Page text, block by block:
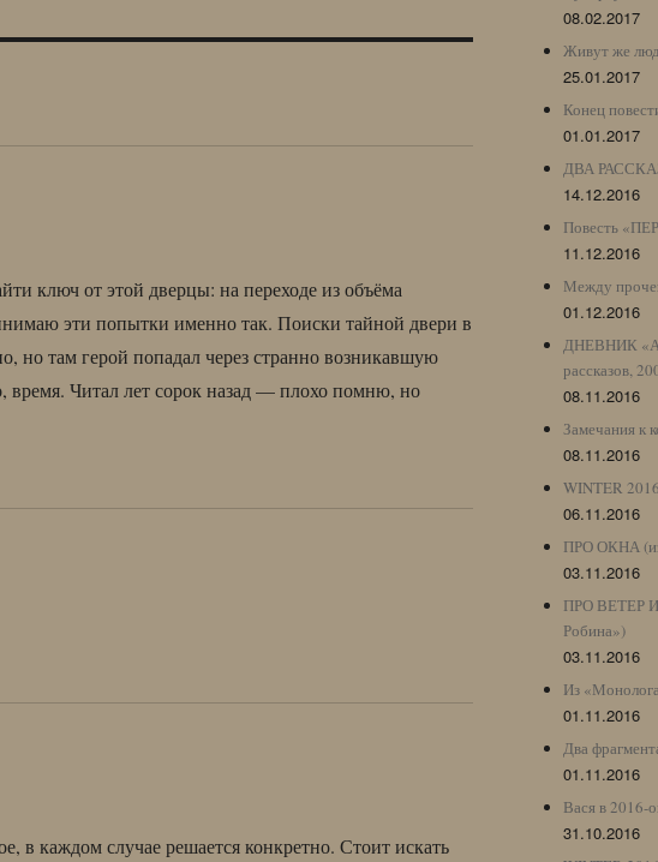
ключ от этой дверцы: на переходе из объёма
эти попытки именно так. Поиски тайной двери в
но там герой попадал через странно возникавшую
время. Читал лет сорок назад — плохо помню, но
в каждом случае решается конкретно. Стоит искать
08.02.2017
Живут же
25.01.2017
Конец
01.01.2017
ДВА
14.12.2016
Повесть
11.12.2016
Между
01.12.2016
ДНЕВНИК
рассказов,
08.11.2016
Замечания к
08.11.2016
WINTER
06.11.2016
ПРО ОКНА
03.11.2016
ПРО ВЕТЕР И
Робина»)
03.11.2016
Из
01.11.2016
Два
01.11.2016
Вася в 2016-
31.10.2016